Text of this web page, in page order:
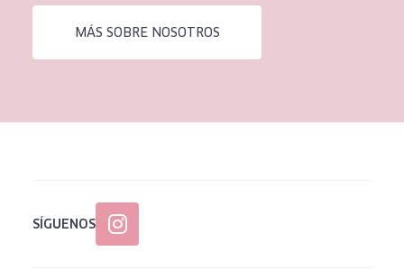
MÁS SOBRE NOSOTROS
SÍGUENOS